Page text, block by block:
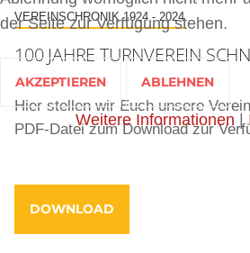
VEREINSCHRONIK 1924 - 2024
100 JAHRE TURNVEREIN
Hier stellen wir Euch unsere
PDF-Datei zum Download zur
DOWNLOAD
der Seite zur Verfügung stehen.
AKZEPTIEREN ABLEHNEN
Weitere Informationen |